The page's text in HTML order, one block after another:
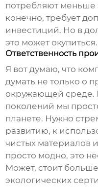
потребляют меньше
конечно, требует
инвестиций. Но в
это может окупиться.
Ответственность
Я вот думаю, что
думать не только о
окружающей среде.
поколений мы
планете. Нужно
развитию, к
чистых материалов
просто модно, это
Может, стоит
экологических